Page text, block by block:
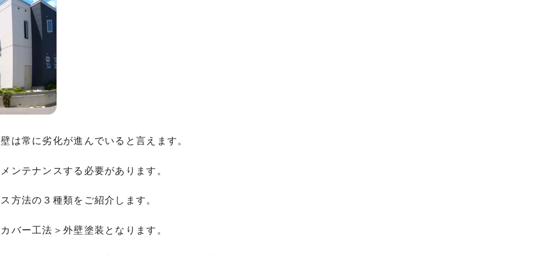
は常に劣化が進んでいると言えます。
ンテナンスする必要があります。
方法の３種類をご紹介します。
バー工法＞外壁塗装となります。